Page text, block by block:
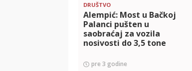
DRUŠTVO
Alempić: Most u Bačkoj
Palanci pušten u
saobraćaj za vozila
nosivosti do 3,5 tone
pre 3 godine